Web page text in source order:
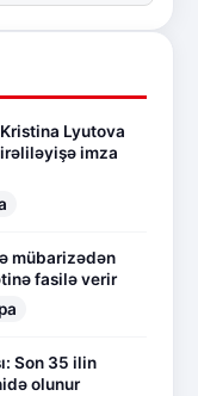
Lyutova
imza
mübarizədən
fasilə verir
Son 35 ilin
olunur